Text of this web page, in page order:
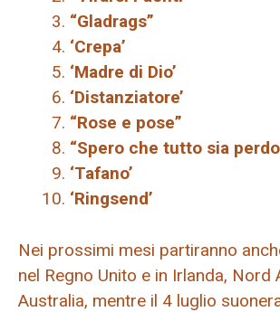
“Gladrags”
‘Crepa’
‘Madre di Dio’
‘Distanziatore’
“Rose e pose”
“Spero che tutto sia
‘Tafano’
‘Ringsend’
Nei prossimi mesi partiranno
nel Regno Unito e in Irlanda, Nord
Australia, mentre il 4 luglio